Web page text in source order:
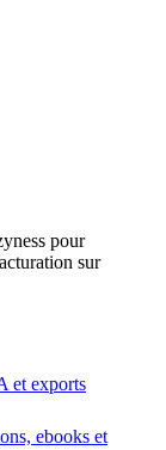
pour
sur
et exports
ebooks et